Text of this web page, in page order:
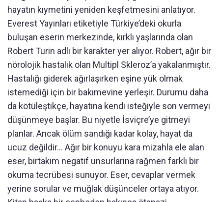
hayatın kıymetini yeniden keşfetmesini anlatıyor.
Everest Yayınları etiketiyle Türkiye’deki okurla
buluşan eserin merkezinde, kırklı yaşlarında olan
Robert Turin adlı bir karakter yer alıyor. Robert, ağır bir
nörolojik hastalık olan Multipl Skleroz’a yakalanmıştır.
Hastalığı giderek ağırlaşırken eşine yük olmak
istemediği için bir bakımevine yerleşir. Durumu daha
da kötüleştikçe, hayatına kendi isteğiyle son vermeyi
düşünmeye başlar. Bu niyetle İsviçre’ye gitmeyi
planlar. Ancak ölüm sandığı kadar kolay, hayat da
ucuz değildir... Ağır bir konuyu kara mizahla ele alan
eser, birtakım negatif unsurlarına rağmen farklı bir
okuma tecrübesi sunuyor. Eser, cevaplar vermek
yerine sorular ve muğlak düşünceler ortaya atıyor.